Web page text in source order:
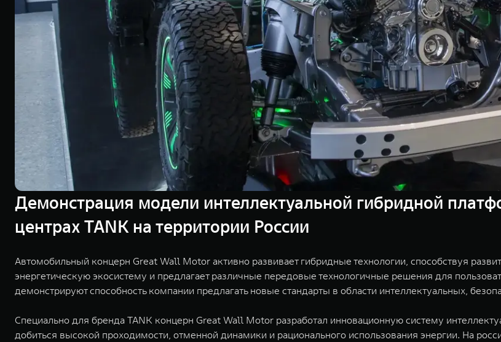
Демонстрация модели интеллектуальной гибридной
центрах TANK на территории России
Автомобильный концерн Great Wall Motor активно развивает гибридные технологии, способствуя
энергетическую экосистему и предлагает различные передовые технологичные решения для
демонстрируют способность компании предлагать новые стандарты в области интеллектуальных,
Специально для бренда TANK концерн Great Wall Motor разработал инновационную систему
добиться высокой проходимости, отменной динамики и рационального использования энергии. На